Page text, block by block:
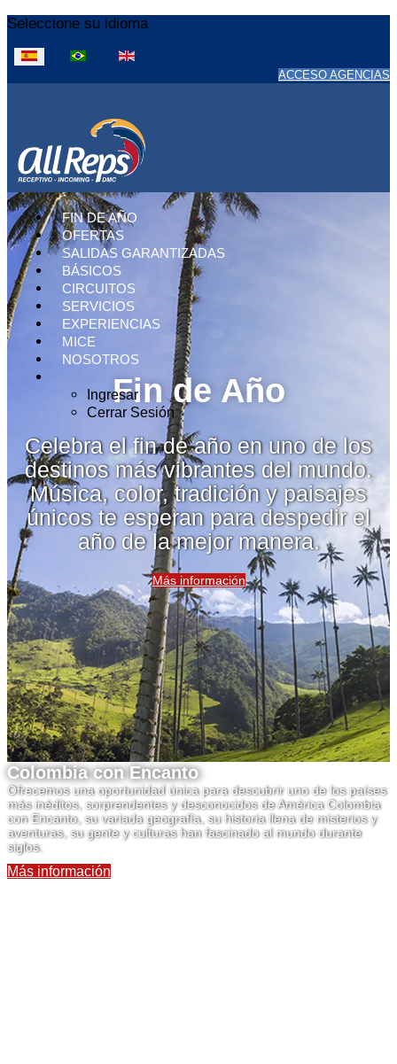
Seleccione su idioma
ACCESO AGENCIAS
FIN DE AÑO
OFERTAS
SALIDAS GARANTIZADAS
BÁSICOS
CIRCUITOS
SERVICIOS
EXPERIENCIAS
MICE
NOSOTROS
Ingresar
Cerrar Sesión
Fin de Año
Celebra el fin de año en uno de los
destinos más vibrantes del mundo.
Música, color, tradición y paisajes
únicos te esperan para despedir el
año de la mejor manera.
Más información
Colombia con Encanto
Ofrecemos una oportunidad única para descubrir uno de los países
más inéditos, sorprendentes y desconocidos de América Colombia
con Encanto, su variada geografía, su historia llena de misterios y
aventuras, su gente y culturas han fascinado al mundo durante
siglos.
Más información